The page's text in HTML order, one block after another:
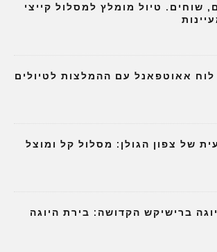
שוחים. טיול מומלץ למסלול קייצי
לוח אאוטפאנל עם ההמלצות לטיולים
של צפון הגולן: מסלול קל ומוצל
ברישיקש הקדושה: בירת היוגה